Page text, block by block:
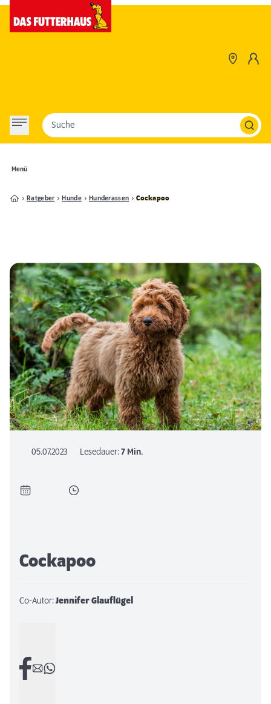
Menü
Suche
Ratgeber Hunde Hunderassen Cockapoo
05.07.2023 Lesedauer:7 Min.
Cockapoo
Co-Autor:Jennifer Glauflügel